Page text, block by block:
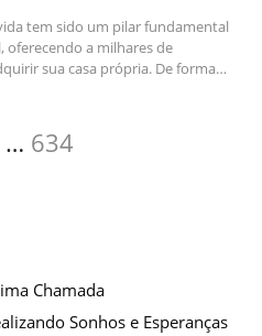
tem sido um pilar fundamental
oferecendo a milhares de
sua casa própria. De forma…
… Page
634
Chamada
Sonhos e Esperanças